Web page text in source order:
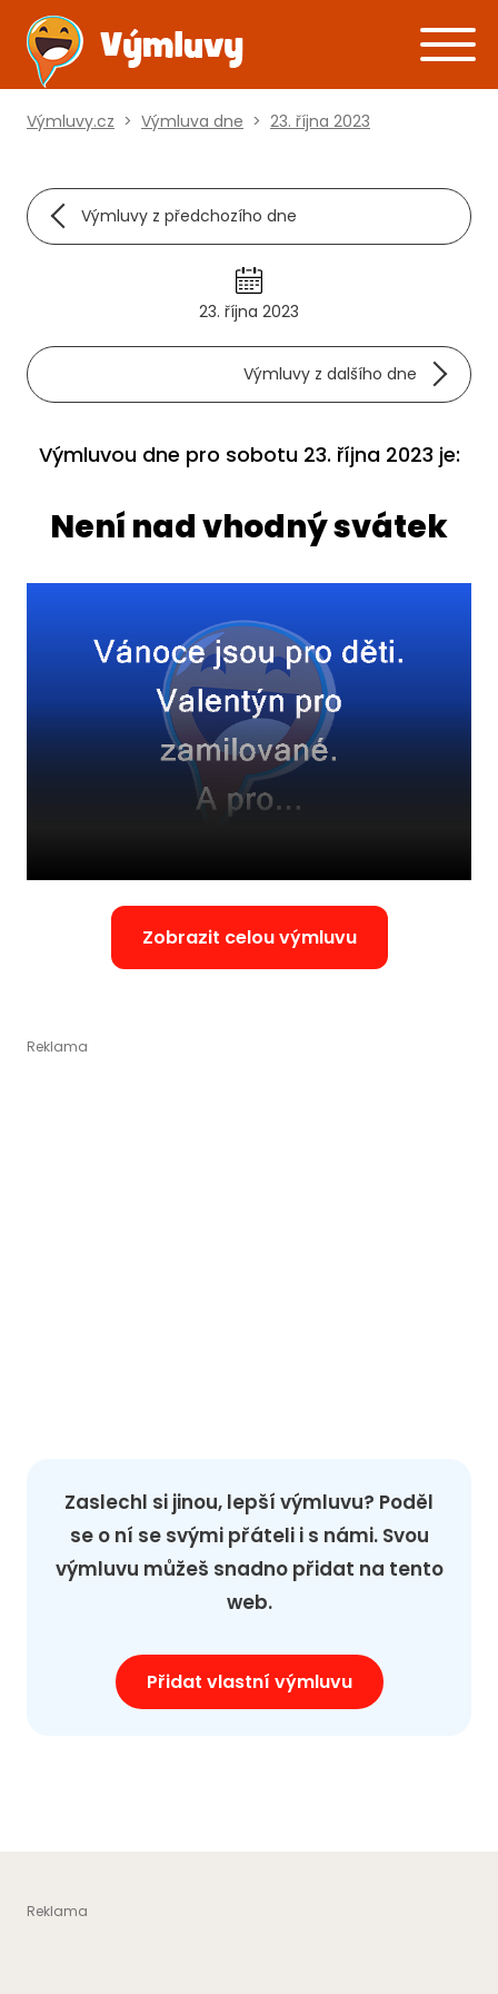
Výmluvy.cz > Výmluva dne > 23. října 2023
Výmluvy z předchozího dne
23. října 2023
Výmluvy z dalšího dne
Výmluvou dne pro sobotu 23. října 2023 je:
Není nad vhodný svátek
Zobrazit celou výmluvu
Zaslechl si jinou, lepší výmluvu? Poděl
se o ní se svými přáteli i s námi. Svou
výmluvu můžeš snadno přidat na tento
web.
Přidat vlastní výmluvu